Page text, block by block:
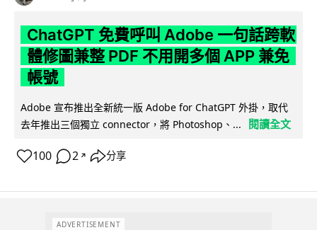
ChatGPT 免費呼叫 Adobe 一句話跨軟
體修圖兼整 PDF 不用開多個 APP 兼免
帳號
Adobe 宣布推出全新統一版 Adobe for ChatGPT 外掛，取代
去年推出三個獨立 connector，將 Photoshop、...
閱讀全文
100 2 ↗ 分享
ADVERTISEMENT